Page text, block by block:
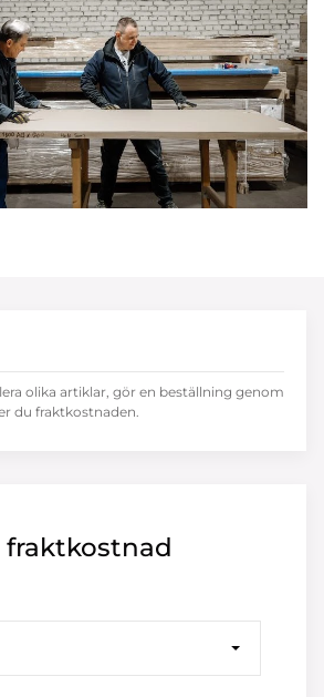
fraktkostnad
olika artiklar, gör en beställning genom
du fraktkostnaden.